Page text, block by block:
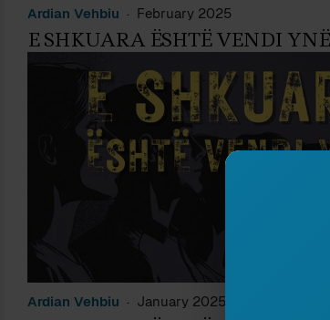
Ardian Vehbiu February 2025
E SHKUARA ËSHTË VENDI
Ardian Vehbiu January 2025